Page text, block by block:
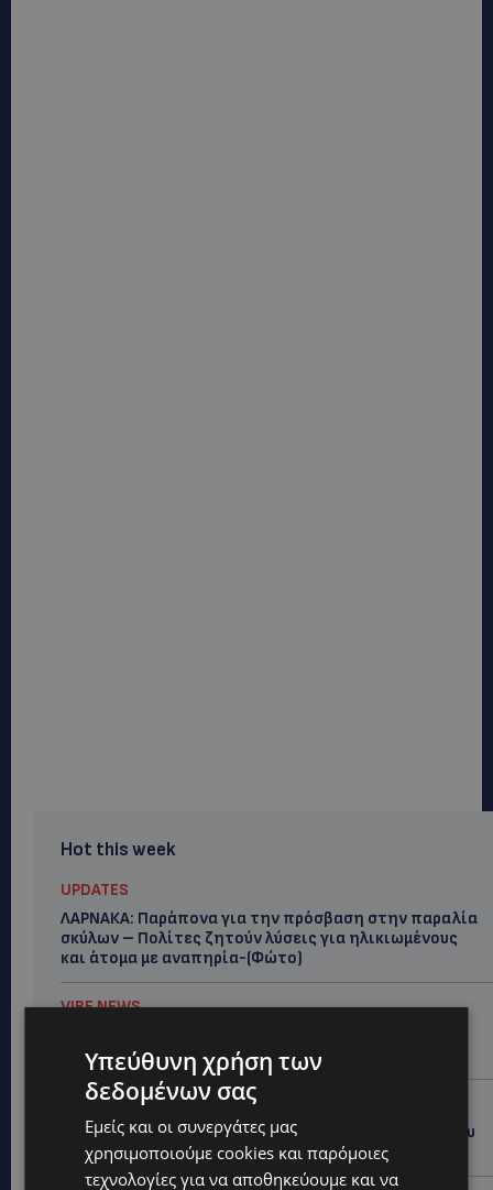
Hot this week
UPDATES
ΛΑΡΝΑΚΑ: Παράπονα για την πρόσβαση στην παραλία
σκύλων – Πολίτες ζητούν λύσεις για ηλικιωμένους
και άτομα με αναπηρία-(Φώτο)
VIBE NEWS
σχέση ποιότητας-τιμής από τη Lidl Κύπρου
UPDATES
Ξεκίνησε η αντικατάσταση 100 χιλιομέτρων δικτύου
ύδρευσης στο κέντρο της Λεμεσού
Υπεύθυνη χρήση των
δεδομένων σας
Εμείς και οι συνεργάτες μας
χρησιμοποιούμε cookies και παρόμοιες
τεχνολογίες για να αποθηκεύουμε και να